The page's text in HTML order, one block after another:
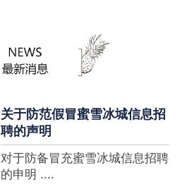
家，买多少送多少”的横幅，这
个自1997年开始营业的街边奶
茶店正逐渐展露它的锋芒。不过
关于防范假冒蜜雪冰城信息招
聘的声明
对于防备冒充蜜雪冰城信息招聘
的申明 ....